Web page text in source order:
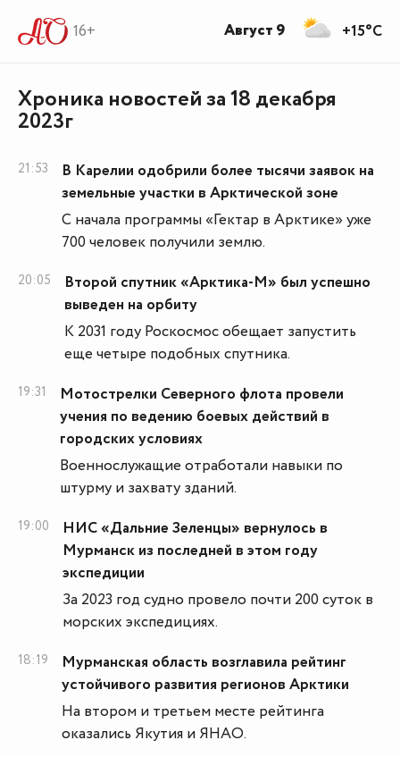
16+
Хроника новостей за 18 декабря
2023г
21:53
В Карелии одобрили более тысячи заявок на
земельные участки в Арктической зоне
С начала программы «Гектар в Арктике» уже
700 человек получили землю.
20:05
Второй спутник «Арктика-М» был успешно
выведен на орбиту
К 2031 году Роскосмос обещает запустить
еще четыре подобных спутника.
19:31
Мотострелки Северного флота провели
учения по ведению боевых действий в
городских условиях
Военнослужащие отработали навыки по
штурму и захвату зданий.
19:00
НИС «Дальние Зеленцы» вернулось в
Мурманск из последней в этом году
экспедиции
За 2023 год судно провело почти 200 суток в
морских экспедициях.
18:19
Мурманская область возглавила рейтинг
устойчивого развития регионов Арктики
На втором и третьем месте рейтинга
оказались Якутия и ЯНАО.
+15°C
Август 9